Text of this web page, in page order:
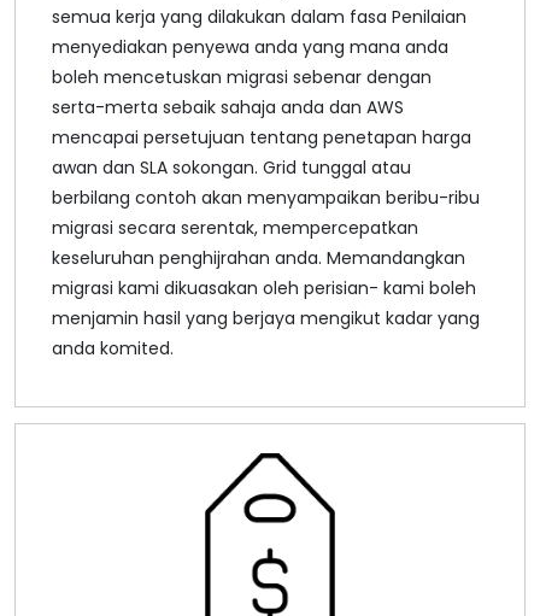
semua kerja yang dilakukan dalam fasa Penilaian
menyediakan penyewa anda yang mana anda
boleh mencetuskan migrasi sebenar dengan
serta-merta sebaik sahaja anda dan AWS
mencapai persetujuan tentang penetapan harga
awan dan SLA sokongan. Grid tunggal atau
berbilang contoh akan menyampaikan beribu-ribu
migrasi secara serentak, mempercepatkan
keseluruhan penghijrahan anda. Memandangkan
migrasi kami dikuasakan oleh perisian- kami boleh
menjamin hasil yang berjaya mengikut kadar yang
anda komited.